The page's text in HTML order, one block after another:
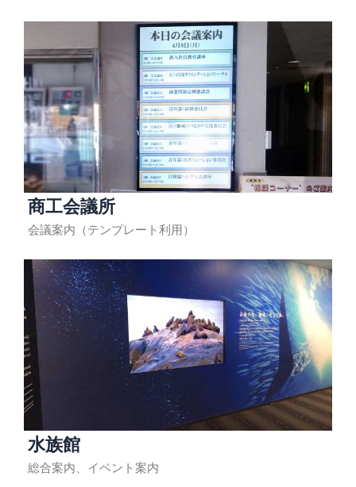
商工会議所
会議案内（テンプレート利用）
水族館
総合案内、イベント案内